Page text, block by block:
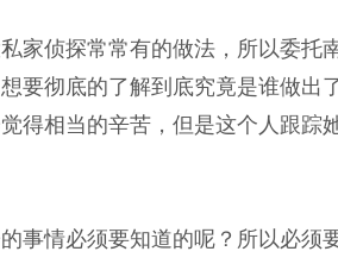
家侦探常常有的做法，所以委托
彻底的了解到底究竟是谁做出
得相当的辛苦，但是这个人跟踪
事情必须要知道的呢？所以必须